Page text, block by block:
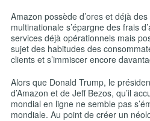
Amazon possède d’ores et déjà
multinationale s’épargne des frais
services déjà opérationnels mais
sujet des habitudes des
clients et s’immiscer encore
Alors que Donald Trump, le
d’Amazon et de Jeff Bezos, qu’il
mondial en ligne ne semble pas
mondiale. Au point de créer un